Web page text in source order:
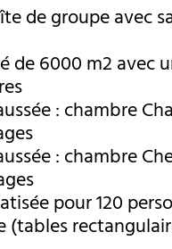
de groupe avec
de 6000 m2 avec
: chambre
chambre Chenonceau
pour 120
(tables